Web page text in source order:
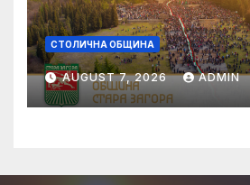
СТОЛИЧНА ОБЩИНА
AUGUST 7, 2026 ADMIN